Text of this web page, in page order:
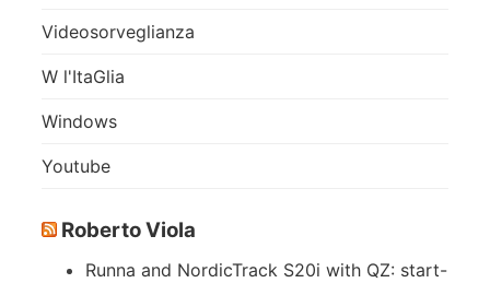
Videosorveglianza
W l'ItaGlia
Windows
Youtube
Roberto Viola
Runna and NordicTrack S20i with QZ: start-